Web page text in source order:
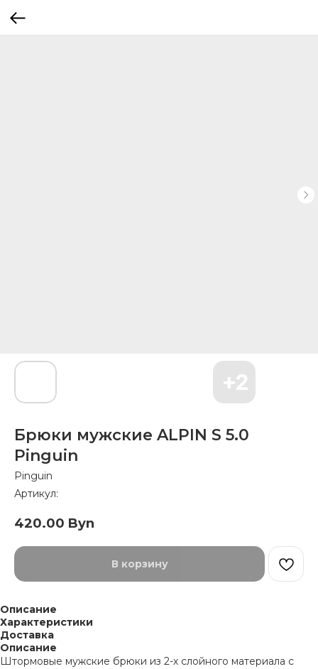
Брюки мужские ALPIN S 5.0
Pinguin
Pinguin
Артикул:
420.00 Byn
В корзину
Описание
Характеристики
Доставка
Описание
Штормовые мужские брюки из 2-х слойного материала с